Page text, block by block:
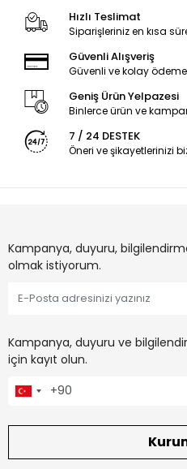
Hızlı Teslimat
Siparişleriniz en kısa
Güvenli Alışveriş
Güvenli ve kolay
Geniş Ürün Yelpazesi
Binlerce ürün ve
7 / 24 DESTEK
Öneri ve şikayetlerinizi
Kampanya, duyuru,
olmak istiyorum.
Kampanya, duyuru ve
için kayıt olun.